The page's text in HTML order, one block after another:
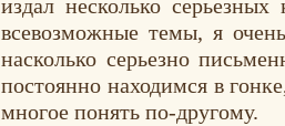
издал несколько
всевозможные темы, я
насколько серьезно
постоянно находимся в
многое понять по-другому.